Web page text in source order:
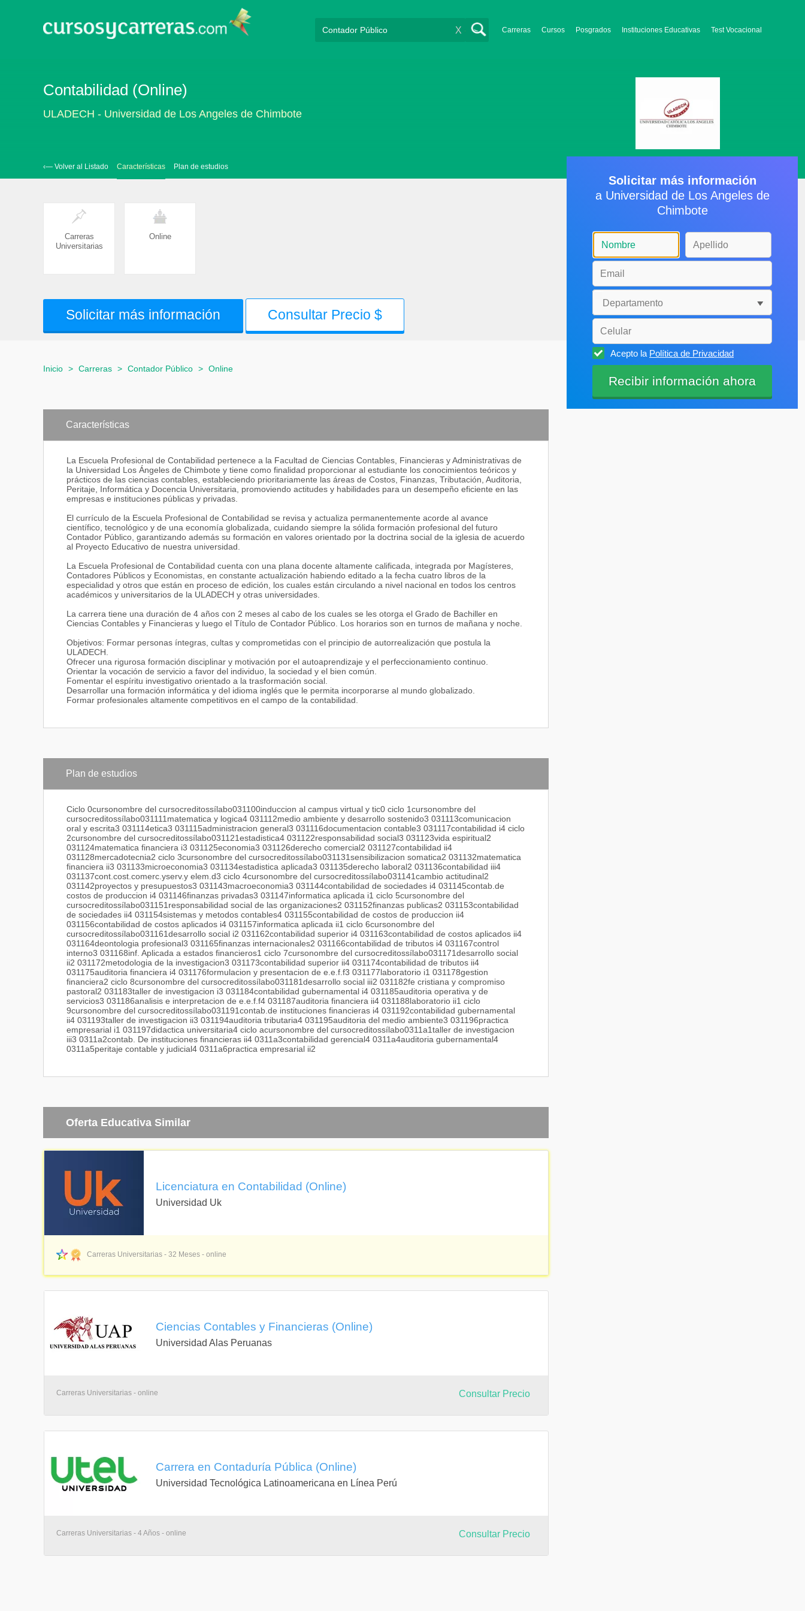
Carreras Cursos Posgrados Instituciones Educativas Test Vocacional
X
Contabilidad (Online)
ULADECH - Universidad de Los Angeles de Chimbote
‹— Volver al Listado Características Plan de estudios
Carreras
Universitarias
Online
Solicitar más información Consultar Precio $
Inicio > Carreras > Contador Público > Online
Características
La Escuela Profesional de Contabilidad pertenece a la Facultad de Ciencias Contables, Financieras y Administrativas de
la Universidad Los Ángeles de Chimbote y tiene como finalidad proporcionar al estudiante los conocimientos teóricos y
prácticos de las ciencias contables, estableciendo prioritariamente las áreas de Costos, Finanzas, Tributación, Auditoria,
Peritaje, Informática y Docencia Universitaria, promoviendo actitudes y habilidades para un desempeño eficiente en las
empresas e instituciones públicas y privadas.
El currículo de la Escuela Profesional de Contabilidad se revisa y actualiza permanentemente acorde al avance
científico, tecnológico y de una economía globalizada, cuidando siempre la sólida formación profesional del futuro
Contador Público, garantizando además su formación en valores orientado por la doctrina social de la iglesia de acuerdo
al Proyecto Educativo de nuestra universidad.
La Escuela Profesional de Contabilidad cuenta con una plana docente altamente calificada, integrada por Magísteres,
Contadores Públicos y Economistas, en constante actualización habiendo editado a la fecha cuatro libros de la
especialidad y otros que están en proceso de edición, los cuales están circulando a nivel nacional en todos los centros
académicos y universitarios de la ULADECH y otras universidades.
La carrera tiene una duración de 4 años con 2 meses al cabo de los cuales se les otorga el Grado de Bachiller en
Ciencias Contables y Financieras y luego el Título de Contador Público. Los horarios son en turnos de mañana y noche.
Objetivos: Formar personas íntegras, cultas y comprometidas con el principio de autorrealización que postula la
ULADECH.
Ofrecer una rigurosa formación disciplinar y motivación por el autoaprendizaje y el perfeccionamiento continuo.
Orientar la vocación de servicio a favor del individuo, la sociedad y el bien común.
Fomentar el espíritu investigativo orientado a la trasformación social.
Desarrollar una formación informática y del idioma inglés que le permita incorporarse al mundo globalizado.
Formar profesionales altamente competitivos en el campo de la contabilidad.
Plan de estudios
Ciclo 0cursonombre del cursocreditossílabo031100induccion al campus virtual y tic0 ciclo 1cursonombre del
cursocreditossílabo031111matematica y logica4 031112medio ambiente y desarrollo sostenido3 031113comunicacion
oral y escrita3 031114etica3 031115administracion general3 031116documentacion contable3 031117contabilidad i4 ciclo
2cursonombre del cursocreditossílabo031121estadistica4 031122responsabilidad social3 031123vida espiritual2
031124matematica financiera i3 031125economia3 031126derecho comercial2 031127contabilidad ii4
031128mercadotecnia2 ciclo 3cursonombre del cursocreditossílabo031131sensibilizacion somatica2 031132matematica
financiera ii3 031133microeconomia3 031134estadistica aplicada3 031135derecho laboral2 031136contabilidad iii4
031137cont.cost.comerc.yserv.y elem.d3 ciclo 4cursonombre del cursocreditossílabo031141cambio actitudinal2
031142proyectos y presupuestos3 031143macroeconomia3 031144contabilidad de sociedades i4 031145contab.de
costos de produccion i4 031146finanzas privadas3 031147informatica aplicada i1 ciclo 5cursonombre del
cursocreditossílabo031151responsabilidad social de las organizaciones2 031152finanzas publicas2 031153contabilidad
de sociedades ii4 031154sistemas y metodos contables4 031155contabilidad de costos de produccion ii4
031156contabilidad de costos aplicados i4 031157informatica aplicada ii1 ciclo 6cursonombre del
cursocreditossílabo031161desarrollo social i2 031162contabilidad superior i4 031163contabilidad de costos aplicados ii4
031164deontologia profesional3 031165finanzas internacionales2 031166contabilidad de tributos i4 031167control
interno3 031168inf. Aplicada a estados financieros1 ciclo 7cursonombre del cursocreditossílabo031171desarrollo social
ii2 031172metodologia de la investigacion3 031173contabilidad superior ii4 031174contabilidad de tributos ii4
031175auditoria financiera i4 031176formulacion y presentacion de e.e.f.f3 031177laboratorio i1 031178gestion
financiera2 ciclo 8cursonombre del cursocreditossílabo031181desarrollo social iii2 031182fe cristiana y compromiso
pastoral2 031183taller de investigacion i3 031184contabilidad gubernamental i4 031185auditoria operativa y de
servicios3 031186analisis e interpretacion de e.e.f.f4 031187auditoria financiera ii4 031188laboratorio ii1 ciclo
9cursonombre del cursocreditossílabo031191contab.de instituciones financieras i4 031192contabilidad gubernamental
ii4 031193taller de investigacion ii3 031194auditoria tributaria4 031195auditoria del medio ambiente3 031196practica
empresarial i1 031197didactica universitaria4 ciclo acursonombre del cursocreditossílabo0311a1taller de investigacion
iii3 0311a2contab. De instituciones financieras ii4 0311a3contabilidad gerencial4 0311a4auditoria gubernamental4
0311a5peritaje contable y judicial4 0311a6practica empresarial ii2
Oferta Educativa Similar
Licenciatura en Contabilidad (Online)
Universidad Uk
Carreras Universitarias - 32 Meses - online
Ciencias Contables y Financieras (Online)
Universidad Alas Peruanas
Carreras Universitarias - online Consultar Precio
Carrera en Contaduría Pública (Online)
Universidad Tecnológica Latinoamericana en Línea Perú
Carreras Universitarias - 4 Años - online Consultar Precio
Solicitar más información
a Universidad de Los Angeles de
Chimbote
Acepto la Política de Privacidad